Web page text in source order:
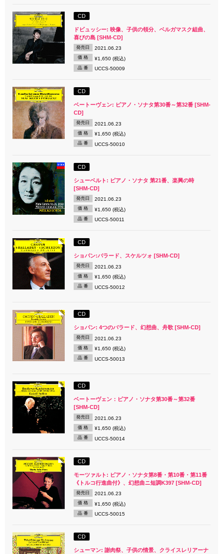
CD
ドビュッシー: 映像、子供の領分、ベルガマスク組曲、
喜びの島 [SHM-CD]
発売日 2021.06.23
価 格 ¥1,650 (税込)
品 番 UCCS-50009
CD
ベートーヴェン: ピアノ・ソナタ第30番～第32番 [SHM-
CD]
発売日 2021.06.23
価 格 ¥1,650 (税込)
品 番 UCCS-50010
CD
シューベルト: ピアノ・ソナタ 第21番、楽興の時
[SHM-CD]
発売日 2021.06.23
価 格 ¥1,650 (税込)
品 番 UCCS-50011
CD
ショパン:バラード、スケルツォ [SHM-CD]
発売日 2021.06.23
価 格 ¥1,650 (税込)
品 番 UCCS-50012
CD
ショパン: 4つのバラード、幻想曲、舟歌 [SHM-CD]
発売日 2021.06.23
価 格 ¥1,650 (税込)
品 番 UCCS-50013
CD
ベートーヴェン：ピアノ・ソナタ第30番～第32番
[SHM-CD]
発売日 2021.06.23
価 格 ¥1,650 (税込)
品 番 UCCS-50014
CD
モーツァルト: ピアノ・ソナタ第8番・第10番・第11番
《トルコ行進曲付》、幻想曲ニ短調K397 [SHM-CD]
発売日 2021.06.23
価 格 ¥1,650 (税込)
品 番 UCCS-50015
CD
シューマン: 謝肉祭、子供の情景、クライスレリアーナ